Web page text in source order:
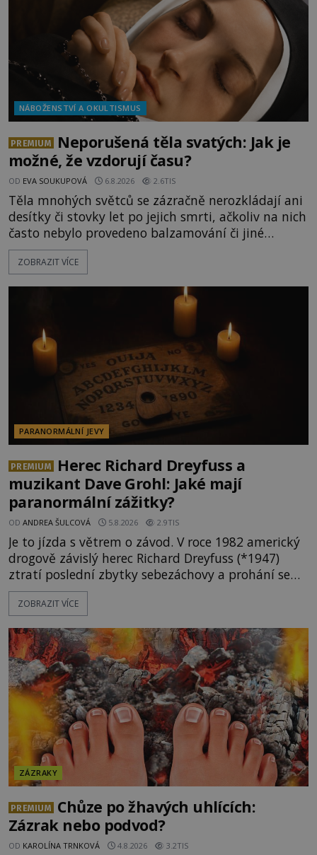
NÁBOŽENSTVÍ A OKULTISMUS
PREMIUM
Neporušená těla svatých: Jak je
možné, že vzdorují času?
OD EVA SOUKUPOVÁ 6.8.2026 2.6TIS
Těla mnohých světců se zázračně nerozkládají ani
desítky či stovky let po jejich smrti, ačkoliv na nich
často nebylo provedeno balzamování či jiné
pokusy o konzervaci. Neporušené ostatky bývají
považovány za důkaz svatosti zemřelých. Jaké
ZOBRAZIT VÍCE
PARANORMÁLNÍ JEVY
PREMIUM
Herec Richard Dreyfuss a
muzikant Dave Grohl: Jaké mají
paranormální zážitky?
OD ANDREA ŠULCOVÁ 5.8.2026 2.9TIS
Je to jízda s větrem o závod. V roce 1982 americký
drogově závislý herec Richard Dreyfuss (*1947)
ztratí poslední zbytky sebezáchovy a prohání se
po silnicích ve svém mercedesu jako utržený ze
řetězu. Vše vyvrcholí katastrofou, když to Dreyfuss
následně nalezne schovaný kokain. Tímto
momentem se slavnému
ZOBRAZIT VÍCE
ZÁZRAKY
PREMIUM
Chůze po žhavých uhlících:
Zázrak nebo podvod?
OD KAROLÍNA TRNKOVÁ 4.8.2026 3.2TIS